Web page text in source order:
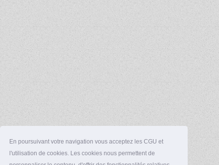
En poursuivant votre navigation vous acceptez les CGU et
l'utilisation de cookies. Les cookies nous permettent de